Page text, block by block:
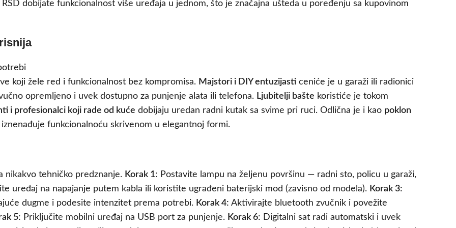
dobijate funkcionalnost više uređaja u jednom, što je značajna ušteda u poređenju sa kupovinom
koji žele red i funkcionalnost bez kompromisa. Majstori i DIY entuzijasti ceniće je u garaži ili radionici
opremljeno i uvek dostupno za punjenje alata ili telefona. Ljubitelji bašte koristiće je tokom
i profesionalci koji rade od kuće dobijaju uredan radni kutak sa svime pri ruci. Odlična je i kao poklon
funkcionalnoću skrivenom u elegantnoj formi.
nikakvo tehničko predznanje. Korak 1: Postavite lampu na željenu površinu — radni sto, policu u garaži,
uređaj na napajanje putem kabla ili koristite ugrađeni baterijski mod (zavisno od modela). Korak 3:
dugme i podesite intenzitet prema potrebi. Korak 4: Aktivirajte bluetooth zvučnik i povežite
5: Priključite mobilni uređaj na USB port za punjenje. Korak 6: Digitalni sat radi automatski i uvek